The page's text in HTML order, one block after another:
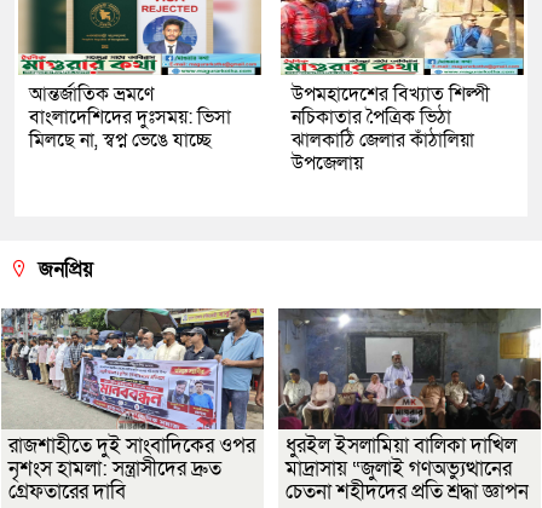
আন্তর্জাতিক ভ্রমণে
বাংলাদেশিদের দুঃসময়: ভিসা
মিলছে না, স্বপ্ন ভেঙে যাচ্ছে
উপমহাদেশের বিখ্যাত শিল্পী
নচিকাতার পৈত্রিক ভিঠা
ঝালকাঠি জেলার কাঁঠালিয়া
উপজেলায়
জনপ্রিয়
রাজশাহীতে দুই সাংবাদিকের ওপর
নৃশংস হামলা: সন্ত্রাসীদের দ্রুত
গ্রেফতারের দাবি
ধুরইল ইসলামিয়া বালিকা দাখিল
মাদ্রাসায় “জুলাই গণঅভ্যুত্থানের
চেতনা শহীদদের প্রতি শ্রদ্ধা জ্ঞাপন